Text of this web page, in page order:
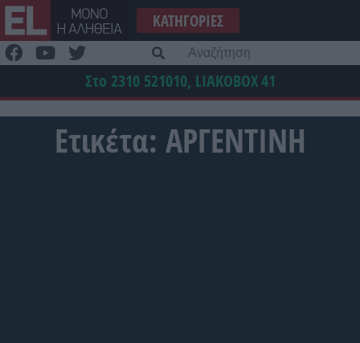
Μετάβαση
στο
περιεχόμενο
ΚΑΤΗΓΟΡΊΕΣ
Στο 2310 521010, LIAKOBOX41
Ετικέτα: ΑΡΓΕΝΤΙΝΗ